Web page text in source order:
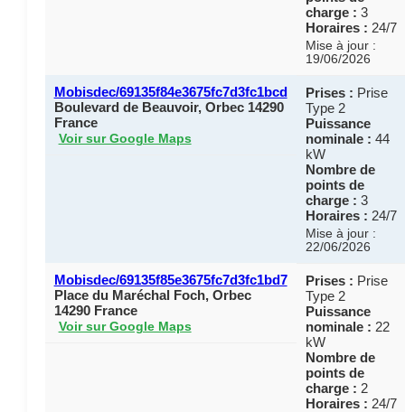
charge : 3
Horaires : 24/7
Mise à jour :
19/06/2026
Mobisdec/69135f84e3675fc7d3fc1bcd
Boulevard de Beauvoir, Orbec 14290
France
Voir sur Google Maps
Prises : Prise
Type 2
Puissance
nominale : 44
kW
Nombre de
points de
charge : 3
Horaires : 24/7
Mise à jour :
22/06/2026
Mobisdec/69135f85e3675fc7d3fc1bd7
Place du Maréchal Foch, Orbec
14290 France
Voir sur Google Maps
Prises : Prise
Type 2
Puissance
nominale : 22
kW
Nombre de
points de
charge : 2
Horaires : 24/7